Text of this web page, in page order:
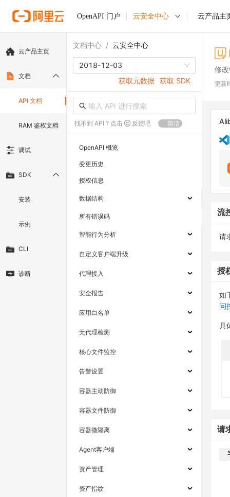
OpenAPI 门户 云安全中心 云产品主
云产品主页
文档
API 文档
RAM 鉴权文档
调试
SDK
安装
示例
CLI
诊断
文档中心 / 云安全中心
2018-12-03
获取元数据 获取 SDK
找不到 API ? 点击 反馈吧 简洁
OpenAPI 概览
变更历史
授权信息
数据结构
所有错误码
智能行为分析
自定义客户端升级
代理接入
安全报告
应用白名单
无代理检测
核心文件监控
告警设置
容器主动防御
容器文件防御
容器微隔离
Agent客户端
资产管理
资产指纹
修
更新
流
请
授
如
问
具
请